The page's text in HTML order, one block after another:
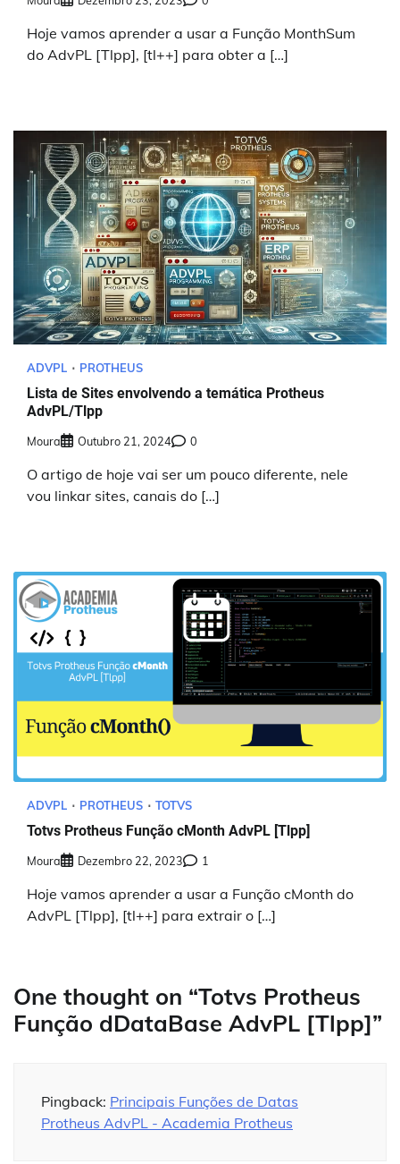
Hoje vamos aprender a usar a Função MonthSum
do AdvPL [Tlpp], [tl++] para obter a […]
ADVPL PROTHEUS
Lista de Sites envolvendo a temática Protheus
AdvPL/Tlpp
Moura Outubro 21, 2024 0
O artigo de hoje vai ser um pouco diferente, nele
vou linkar sites, canais do […]
ADVPL PROTHEUS TOTVS
Totvs Protheus Função cMonth AdvPL [Tlpp]
Moura Dezembro 22, 2023 1
Hoje vamos aprender a usar a Função cMonth do
AdvPL [Tlpp], [tl++] para extrair o […]
One thought on “Totvs Protheus
Função dDataBase AdvPL [Tlpp]”
Pingback: Principais Funções de Datas
Protheus AdvPL - Academia Protheus